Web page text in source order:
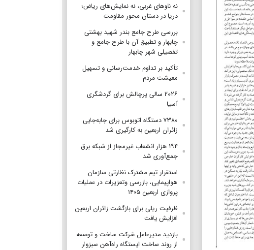
نه ناوهای غربی، نه نمایش‌های ریاض؛
دریا در دستان محور مقاومت
بررسی طرح جامع بندر شهید بهشتی
چابهار و تطبیق آن با طرح جامع و
تفصیلی شهر چابهار
تأکید بر تداوم خدمت‌رسانی و تسهیل
معیشت مردم
۲۰۲۶ سالی پرچالش برای گردشگری
آسیا
۷۳۸۰ دستگاه اتوبوس برای جابه‌جایی
زائران اربعین به‌ کارگیری شد
۱۹۴ هزار انشعاب غیرمجاز از شبکه برق
جمع‌آوری شد
استقرار تیم مشترک نظارتی سازمان
هواپیمایی، بازرسی وتعزیرات در عملیات
پروازی اربعین ۱۴۰۵
ظرفیت ریلی برای بازگشت زائران اربعین
افزایش یافت
بازدید مدیرعامل شرکت ساخت و توسعه
از روند ساخت ایستگاه راه‌آهن سبزوار